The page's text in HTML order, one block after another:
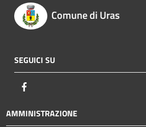
Comune di Uras
SEGUICI SU
AMMINISTRAZIONE